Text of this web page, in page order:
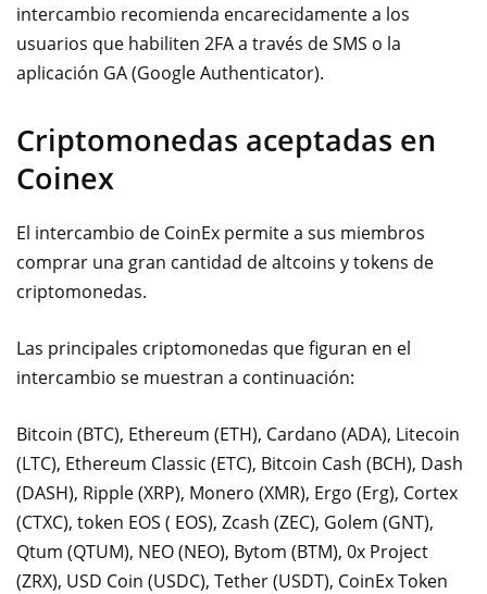
intercambio recomienda encarecidamente a los
usuarios que habiliten 2FA a través de SMS o la
aplicación GA (Google Authenticator).
Criptomonedas aceptadas en
Coinex
El intercambio de CoinEx permite a sus miembros
comprar una gran cantidad de altcoins y tokens de
criptomonedas.
Las principales criptomonedas que figuran en el
intercambio se muestran a continuación:
Bitcoin (BTC), Ethereum (ETH), Cardano (ADA), Litecoin
(LTC), Ethereum Classic (ETC), Bitcoin Cash (BCH), Dash
(DASH), Ripple (XRP), Monero (XMR), Ergo (Erg), Cortex
(CTXC), token EOS ( EOS), Zcash (ZEC), Golem (GNT),
Qtum (QTUM), NEO (NEO), Bytom (BTM), 0x Project
(ZRX), USD Coin (USDC), Tether (USDT), CoinEx Token